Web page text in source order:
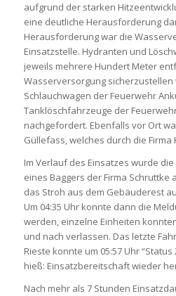
aufgrund der starken
eine deutliche Herausforderung
Herausforderung war die
Einsatzstelle. Hydranten und
jeweils mehrere Hundert Meter
Wasserversorgung
Schlauchwagen der Feuerwehr
Tanklöschfahrzeuge der
nachgefordert. Ebenfalls vor Ort
Güllefass, welches durch die
Im Verlauf des Einsatzes wurde
eines Baggers der Firma
das Stroh aus dem Gebäuderest
Um 04:35 Uhr konnte dann die
werden, einzelne Einheiten
und nach verlassen. Das letzte
Rieste konnte um 05:57 Uhr
hieß: Einsatzbereitschaft wieder
Nach mehr als 7 Stunden